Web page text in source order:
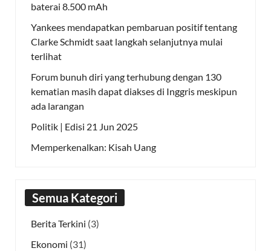
baterai 8.500 mAh
Yankees mendapatkan pembaruan positif tentang
Clarke Schmidt saat langkah selanjutnya mulai
terlihat
Forum bunuh diri yang terhubung dengan 130
kematian masih dapat diakses di Inggris meskipun
ada larangan
Politik | Edisi 21 Jun 2025
Memperkenalkan: Kisah Uang
Semua Kategori
Berita Terkini (3)
Ekonomi (31)